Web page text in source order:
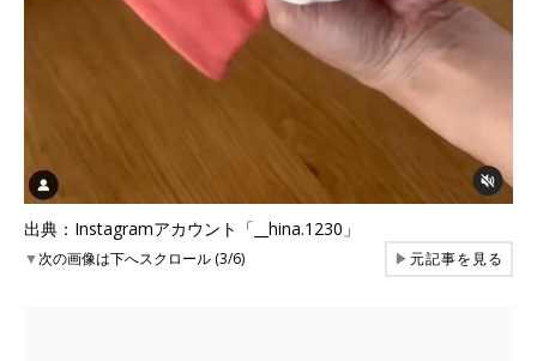
出典：Instagramアカウント「__hina.1230」
▼次の画像は下へスクロール (3/6) ▶元記事を見る